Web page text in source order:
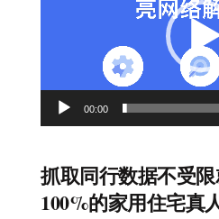
00:00
抓取同行数据不受
100%的家用住宅真